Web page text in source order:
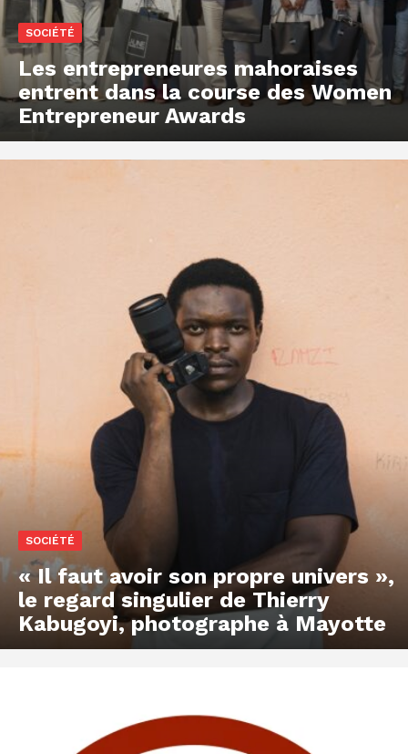
SOCIÉTÉ
Les entrepreneures mahoraises
entrent dans la course des Women
Entrepreneur Awards
SOCIÉTÉ
« Il faut avoir son propre univers »,
le regard singulier de Thierry
Kabugoyi, photographe à Mayotte